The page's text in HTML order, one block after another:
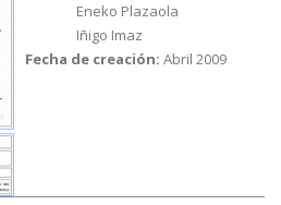
Eneko Plazaola
Iñigo Imaz
Fecha de creación:Abril 2009